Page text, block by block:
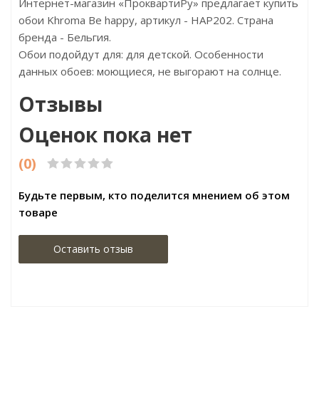
Интернет-магазин «ПроквартиРу» предлагает купить
обои Khroma Be happy, артикул - HAP202. Страна
бренда - Бельгия.
Обои подойдут для: для детской. Особенности
данных обоев: моющиеся, не выгорают на солнце.
Отзывы
Оценок пока нет
(0)
Будьте первым, кто поделится мнением об этом
товаре
Оставить отзыв